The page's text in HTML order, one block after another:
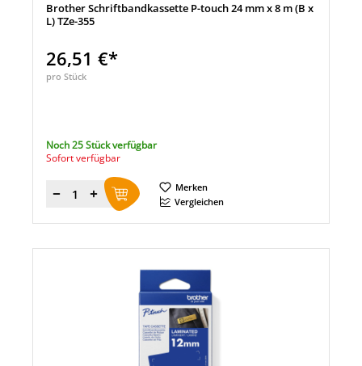
Brother Schriftbandkassette P-touch 24 mm x 8 m (B x
L) TZe-355
26,51 €*
pro Stück
Noch 25 Stück verfügbar
Sofort verfügbar
Menge
Merken
Vergleichen